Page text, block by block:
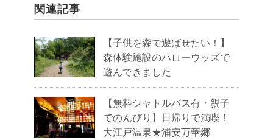
関連記事
【子供を森で遊ばせたい！】
森体験施設のハローウッズで
遊んできました
【無料シャトルバス有・親子
でのんびり】日帰りで満喫！
大江戸温泉★浦安万華郷